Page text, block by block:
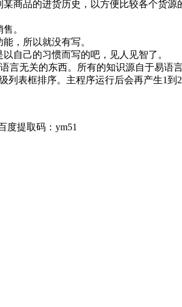
商品的进货历史，以方便比较各个货
。
，所以就没有写。
自己的习惯而写的吧，见人见智了。
无关的东西。所有的知识源自于易语
表框排序。主程序运行后会再产生1
度提取码：ym51